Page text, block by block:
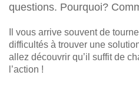
questions. Pourquoi?
Il vous arrive souvent de
difficultés à trouver une
allez découvrir qu’il suffit de
l’action !